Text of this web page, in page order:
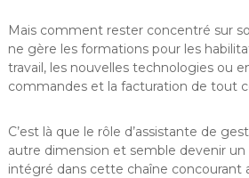
Mais comment rester concentré sur
ne gère les formations pour les
travail, les nouvelles technologies ou
commandes et la facturation de tout
C’est là que le rôle d’assistante de
autre dimension et semble devenir
intégré dans cette chaîne concourant